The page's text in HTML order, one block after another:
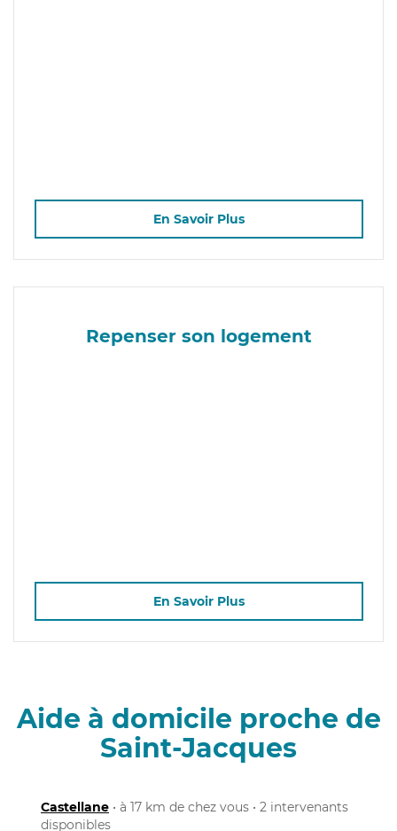
En Savoir Plus
Repenser son logement
En Savoir Plus
Aide à domicile proche de
Saint-Jacques
Castellane • à 17 km de chez vous • 2 intervenants
disponibles